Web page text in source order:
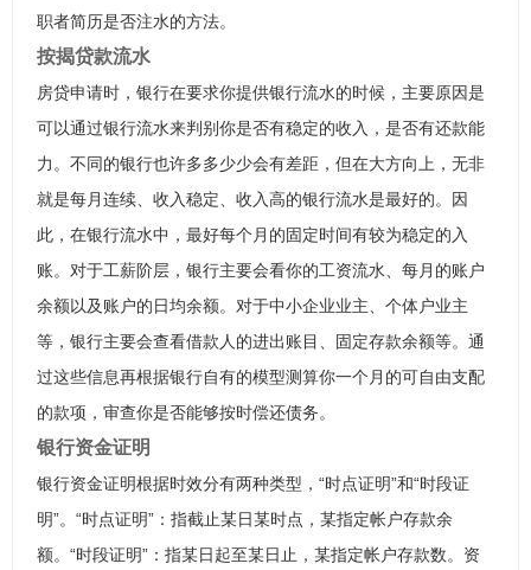
职者简历是否注水的方法。
按揭贷款流水
房贷申请时，银行在要求你提供银行流水的时候，主要原因是
可以通过银行流水来判别你是否有稳定的收入，是否有还款能
力。不同的银行也许多多少少会有差距，但在大方向上，无非
就是每月连续、收入稳定、收入高的银行流水是最好的。因
此，在银行流水中，最好每个月的固定时间有较为稳定的入
账。对于工薪阶层，银行主要会看你的工资流水、每月的账户
余额以及账户的日均余额。对于中小企业业主、个体户业主
等，银行主要会查看借款人的进出账目、固定存款余额等。通
过这些信息再根据银行自有的模型测算你一个月的可自由支配
的款项，审查你是否能够按时偿还债务。
银行资金证明
银行资金证明根据时效分有两种类型，“时点证明”和“时段证
明”。“时点证明”：指截止某日某时点，某指定帐户存款余
额。“时段证明”：指某日起至某日止，某指定帐户存款数。资